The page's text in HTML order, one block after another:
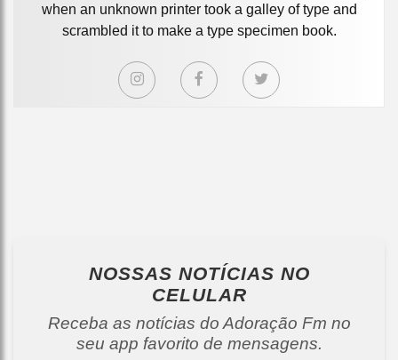
when an unknown printer took a galley of type and
scrambled it to make a type specimen book.
NOSSAS NOTÍCIAS NO
CELULAR
Receba as notícias do Adoração Fm no
seu app favorito de mensagens.